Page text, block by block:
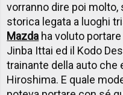
vorranno dire poi
storica legata a luoghi
Mazda ha voluto
Jinba Ittai ed il Kodo
trainante della auto che
Hiroshima. E quale